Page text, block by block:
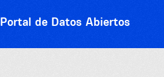
Portal de Datos Abiertos